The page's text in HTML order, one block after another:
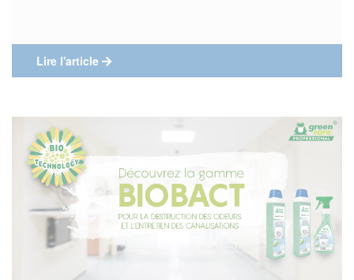
Lire l'article